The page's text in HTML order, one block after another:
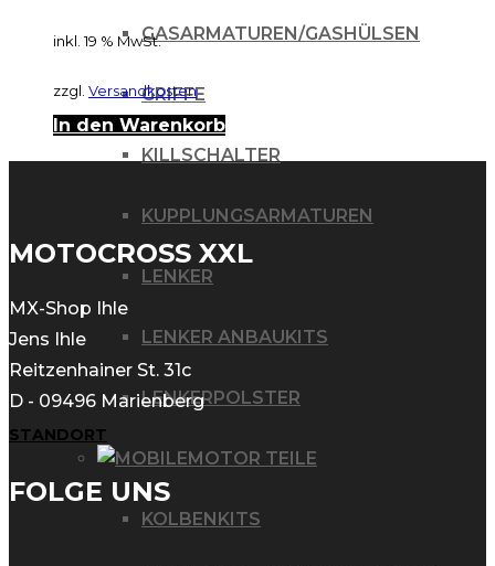
GASARMATUREN/GASHÜLSEN
GRIFFE
KILLSCHALTER
KUPPLUNGSARMATUREN
LENKER
LENKER ANBAUKITS
LENKERPOLSTER
MOTOR TEILE
KOLBENKITS
inkl. 19 % MwSt.
zzgl. Versandkosten
In den Warenkorb
MOTOCROSS XXL
MX-Shop Ihle
Jens Ihle
Reitzenhainer St. 31c
D - 09496 Marienberg
STANDORT
FOLGE UNS